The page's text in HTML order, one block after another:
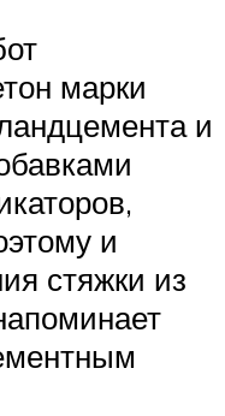
марки
и
и
стяжки из